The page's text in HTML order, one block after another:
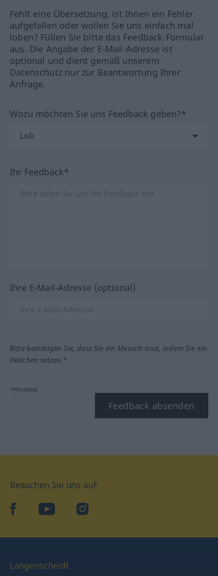
Fehlt eine Übersetzung, ist Ihnen ein Fehler
aufgefallen oder wollen Sie uns einfach mal
loben? Füllen Sie bitte das Feedback-Formular
aus. Die Angabe der E-Mail-Adresse ist
optional und dient gemäß unserem
Datenschutz nur zur Beantwortung Ihrer
Anfrage.
Wozu möchten Sie uns Feedback geben?*
Ihr Feedback*
Ihre E-Mail-Adresse (optional)
Bitte bestätigen Sie, dass Sie ein Mensch sind, indem Sie ein
Häkchen setzen.*
*Pflichtfeld
Feedback absenden
Besuchen Sie uns auf:
facebookYouTube Instagram
Langenscheidt